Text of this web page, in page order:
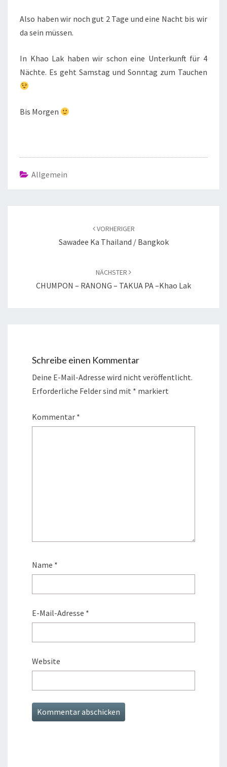
Also haben wir noch gut 2 Tage und eine Nacht bis wir
da sein müssen.
In Khao Lak haben wir schon eine Unterkunft für 4
Nächte. Es geht Samstag und Sonntag zum Tauchen
Bis Morgen
Allgemein
VORHERIGER
Sawadee Ka Thailand / Bangkok
NÄCHSTER
CHUMPON – RANONG – TAKUA PA –Khao Lak
Schreibe einen Kommentar
Deine E-Mail-Adresse wird nicht veröffentlicht.
Erforderliche Felder sind mit * markiert
Kommentar *
Name *
E-Mail-Adresse *
Website